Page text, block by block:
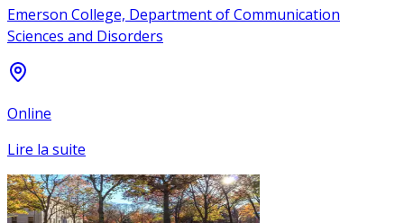
Emerson College, Department of Communication
Sciences and Disorders
Online
Lire la suite